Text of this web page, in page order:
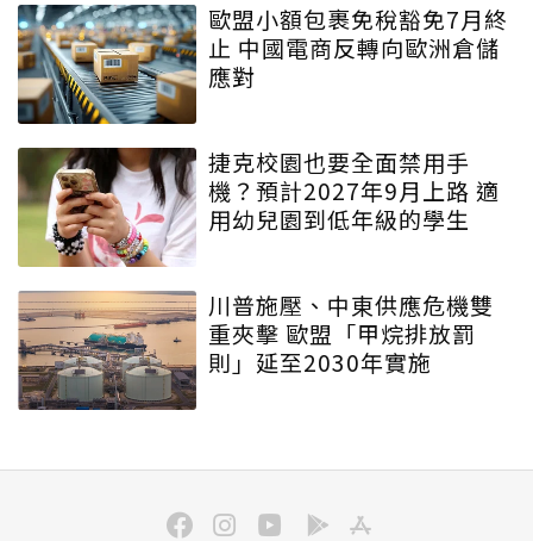
歐盟小額包裹免稅豁免7月終
止 中國電商反轉向歐洲倉儲
應對
捷克校園也要全面禁用手
機？預計2027年9月上路 適
用幼兒園到低年級的學生
川普施壓、中東供應危機雙
重夾擊 歐盟「甲烷排放罰
則」延至2030年實施